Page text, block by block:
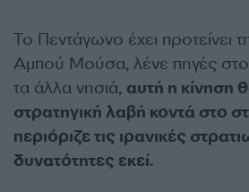
Το Πεντάγωνο έχει προτείνει
Αμπού Μούσα, λένε πηγές
τα άλλα νησιά, αυτή η κίνηση
στρατηγική λαβή κοντά στο
περιόριζε τις ιρανικές
δυνατότητες εκεί.